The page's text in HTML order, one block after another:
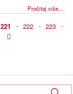
Pročitaj više...
221 - 222 - 223 -